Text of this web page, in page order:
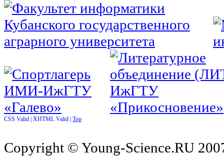
CSS Valid | XHTML Valid | Top
Copyright © Young-Science.RU